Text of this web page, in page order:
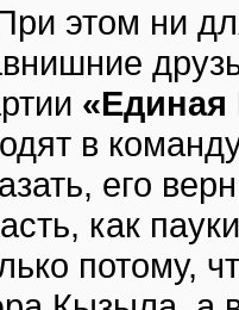
этом ни
«Единая
в
его
как
потому,